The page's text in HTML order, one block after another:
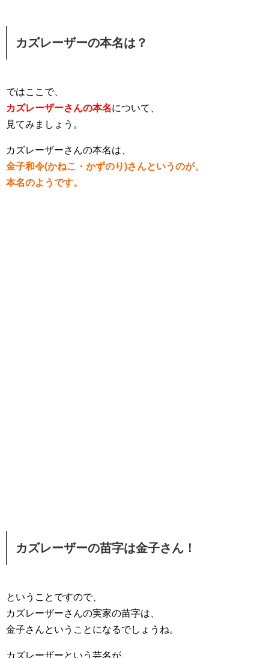
カズレーザーの本名は？
ではここで、
カズレーザーさんの本名について、
見てみましょう。
カズレーザーさんの本名は、
金子和令(かねこ・かずのり)さんというのが、
本名のようです。
カズレーザーの苗字は金子さん！
ということですので、
カズレーザーさんの実家の苗字は、
金子さんということになるでしょうね。
カズレーザーという芸名が、